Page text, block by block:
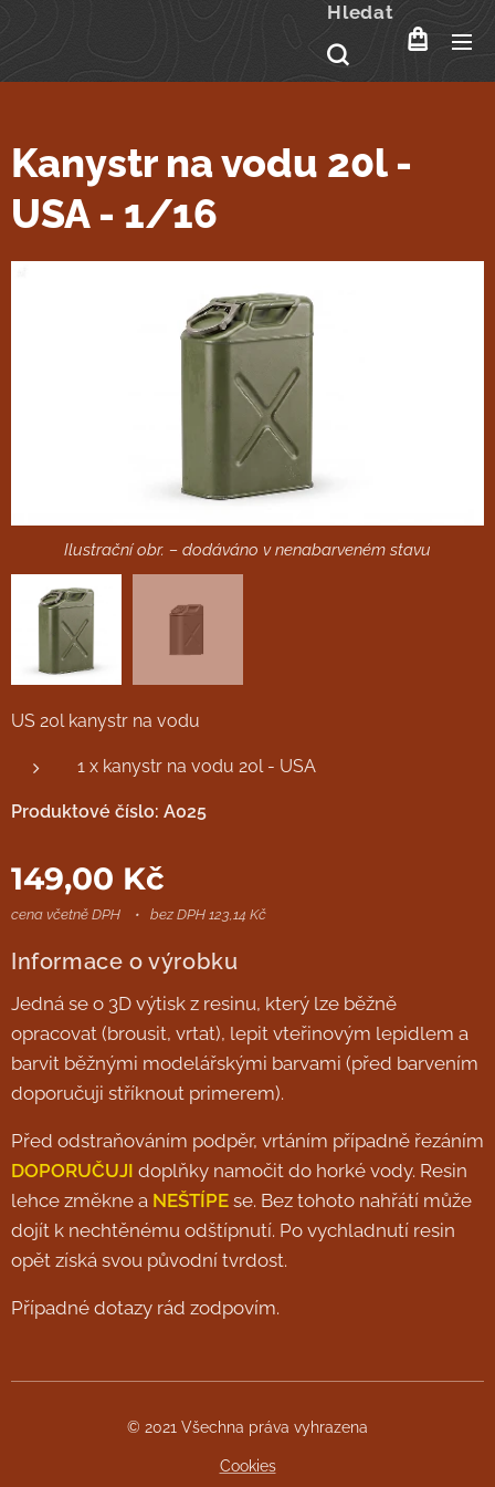
Hledat
Kanystr na vodu 20l -
USA - 1/16
Ilustrační obr. – dodáváno v nenabarveném stavu
US 20l kanystr na vodu
1 x kanystr na vodu 20l - USA
Produktové číslo: A025
149,00 Kč
cena včetně DPH bez DPH 123,14 Kč
Informace o výrobku
Jedná se o 3D výtisk z resinu, který lze běžně
opracovat (brousit, vrtat), lepit vteřinovým lepidlem a
barvit běžnými modelářskými barvami (před barvením
doporučuji stříknout primerem).
Před odstraňováním podpěr, vrtáním případně řezáním
DOPORUČUJI doplňky namočit do horké vody. Resin
lehce změkne a NEŠTÍPE se. Bez tohoto nahřátí může
dojít k nechtěnému odštípnutí. Po vychladnutí resin
opět získá svou původní tvrdost.
Případné dotazy rád zodpovím.
© 2021 Všechna práva vyhrazena
Cookies